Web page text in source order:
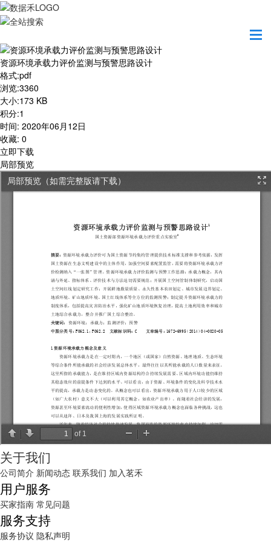
资源环境承载力评价监测与预警思路设计
格式:pdf
浏览:3360
大小:173 KB
积分:1
时间: 2020年06月12日
收藏: 0
立即下载
局部预览
关于我们
公司简介 新闻动态 联系我们 加入茗禾
用户服务
买家指南 常见问题
服务支持
服务协议 隐私声明